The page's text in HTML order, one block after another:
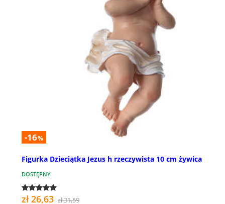
-16%
Figurka Dzieciątka Jezus h rzeczywista 10 cm żywica
DOSTĘPNY
zł 26,63 zł 31,59